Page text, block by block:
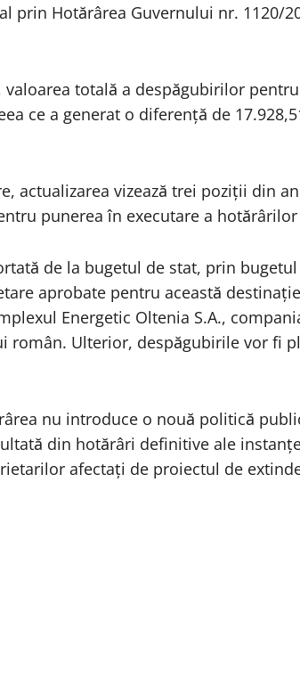
prin Hotărârea Guvernului nr. 1120/
totală a despăgubirilor
ce a generat o diferență de
actualizarea vizează trei poziții din
punerea în executare a
de la bugetul de stat, prin
aprobate pentru această
Energetic Oltenia S.A.,
român. Ulterior, despăgubirile vor fi
nu introduce o nouă politică
din hotărâri definitive ale
afectați de proiectul de